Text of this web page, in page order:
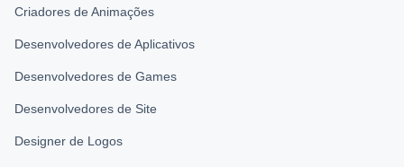
Criadores de Animações
Desenvolvedores de Aplicativos
Desenvolvedores de Games
Desenvolvedores de Site
Designer de Logos